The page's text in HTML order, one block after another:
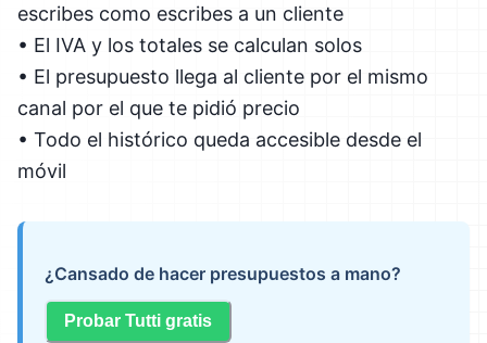
escribes como escribes a un cliente
• El IVA y los totales se calculan solos
• El presupuesto llega al cliente por el mismo
canal por el que te pidió precio
• Todo el histórico queda accesible desde el
móvil
¿Cansado de hacer presupuestos a mano?
Probar Tutti gratis